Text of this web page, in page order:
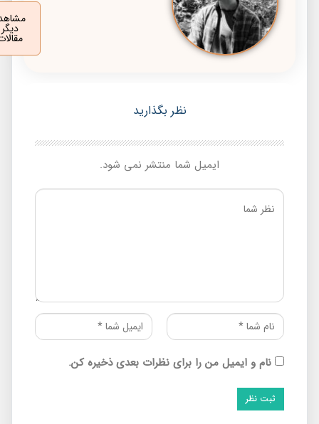
مشاهده
مقالات
نظر بگذارید
ایمیل شما منتشر نمی شود.
نام و ایمیل من را برای نظرات بعدی ذخیره کن.